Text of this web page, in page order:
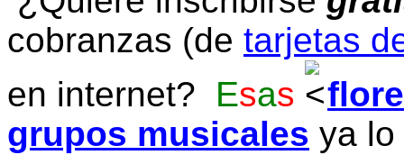
cobranzas (de tarjetas
en internet? Esas
grupos musicales ya